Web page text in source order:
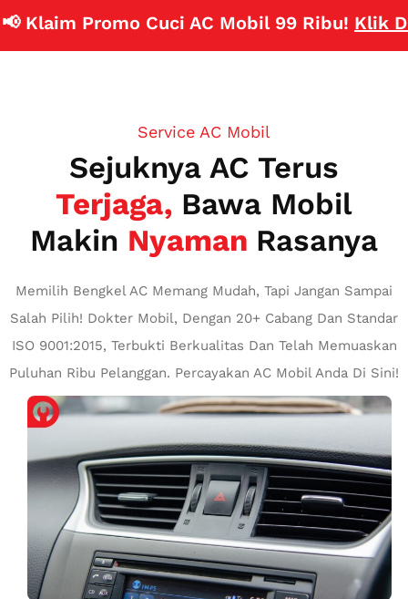
Promo Cuci AC Mobil 99 Ribu!Klik
Service AC Mobil
Sejuknya AC Terus
Terjaga, Bawa Mobil
Makin Nyaman Rasanya
Memilih Bengkel AC Memang Mudah, Tapi Jangan Sampai
Salah Pilih! Dokter Mobil, Dengan 20+ Cabang Dan Standar
ISO 9001:2015, Terbukti Berkualitas Dan Telah Memuaskan
Puluhan Ribu Pelanggan. Percayakan AC Mobil Anda Di Sini!